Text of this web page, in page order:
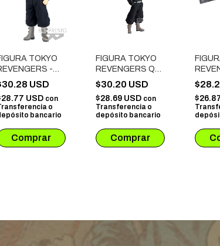
TOKYO
-
USD
USD con
o
bancario
FIGURA TOKYO
REVENGERS Q
POSKET - KEN
RYUGUJI
$30.20 USD
$28.69 USD con
Transferencia o
depósito bancario